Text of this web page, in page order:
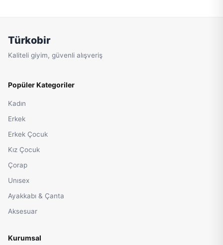
Türkobir
Kaliteli giyim, güvenli alışveriş
Popüler Kategoriler
Kadın
Erkek
Erkek Çocuk
Kız Çocuk
Çorap
Unısex
Ayakkabı & Çanta
Aksesuar
Kurumsal